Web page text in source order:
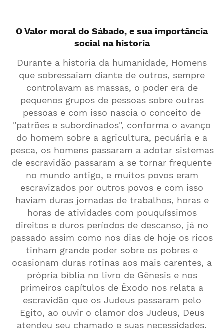
O Valor moral do Sábado, e sua importância
social na historia
Durante a historia da humanidade, Homens
que sobressaiam diante de outros, sempre
controlavam as massas, o poder era de
pequenos grupos de pessoas sobre outras
pessoas e com isso nascia o conceito de
"patrões e subordinados", conforma o avanço
do homem sobre a agricultura, pecuária e a
pesca, os homens passaram a adotar sistemas
de escravidão passaram a se tornar frequente
no mundo antigo, e muitos povos eram
escravizados por outros povos e com isso
haviam duras jornadas de trabalhos, horas e
horas de atividades com pouquíssimos
direitos e duros períodos de descanso, já no
passado assim como nos dias de hoje os ricos
tinham grande poder sobre os pobres e
ocasionam duras rotinas aos mais carentes, a
própria bíblia no livro de Gênesis e nos
primeiros capítulos de Êxodo nos relata a
escravidão que os Judeus passaram pelo
Egito, ao ouvir o clamor dos Judeus, Deus
atendeu seu chamado e suas necessidades.